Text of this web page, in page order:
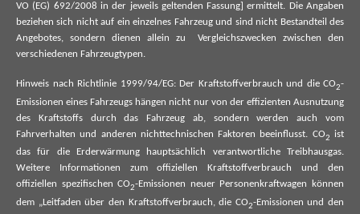
VO (EG) 692/2008 in der jeweils geltenden Fassung] ermittelt. Die Angaben
beziehen sich nicht auf ein einzelnes Fahrzeug und sind nicht Bestandteil des
Angebotes, sondern dienen allein zu Vergleichszwecken zwischen den
verschiedenen Fahrzeugtypen.
Hinweis nach Richtlinie 1999/94/EG: Der Kraftstoffverbrauch und die CO2-
Emissionen eines Fahrzeugs hängen nicht nur von der effizienten Ausnutzung
des Kraftstoffs durch das Fahrzeug ab, sondern werden auch vom
Fahrverhalten und anderen nichttechnischen Faktoren beeinflusst. CO2 ist
das für die Erderwärmung hauptsächlich verantwortliche Treibhausgas.
Weitere Informationen zum offiziellen Kraftstoffverbrauch und den
offiziellen spezifischen CO2-Emissionen neuer Personenkraftwagen können
dem „Leitfaden über den Kraftstoffverbrauch, die CO2-Emissionen und den